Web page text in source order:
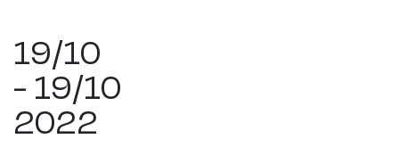
19/10
- 19/10
2022